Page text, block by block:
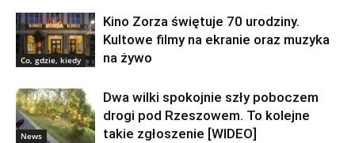
Co, gdzie, kiedy
Kino Zorza świętuje 70 urodziny.
Kultowe filmy na ekranie oraz muzyka
na żywo
News
Dwa wilki spokojnie szły poboczem
drogi pod Rzeszowem. To kolejne
takie zgłoszenie [WIDEO]